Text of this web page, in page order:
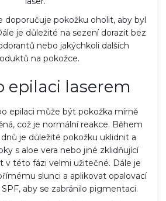
doporučuje pokožku oholit, aby byl
je důležité na sezení dorazit bez
nebo jakýchkoli dalších
na pokožce.
epilaci laserem
epilaci může být pokožka mírně
což je normální reakce. Během
je důležité pokožku uklidnit a
s aloe vera nebo jiné zklidňující
v této fázi velmi užitečné. Dále je
slunci a aplikovat opalovací
aby se zabránilo pigmentaci.